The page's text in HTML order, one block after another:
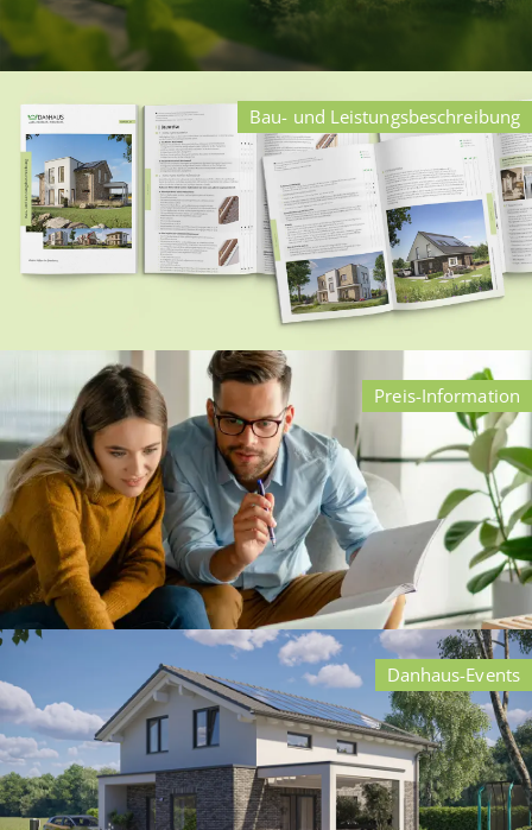
Bau- und Leistungsbeschreibung
Die Danhaus Bau- und
Leistungsbeschreibung
Damit Ihr Danhaus genau so wird, wie Sie es sich
wünschen!
Preis-Information
Was kostet eigentlich ein Danhaus?
Transparente Baukosten und transparente Leistungen.
Für dieses Versprechen steht das Danhaus All-in-One
Konzept.
Danhaus-Events